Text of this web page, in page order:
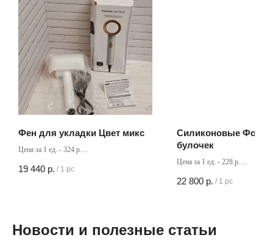
Фен для укладки Цвет микс
Цена за 1 ед. - 324 р.
19 440 р. / 1 pc
Силиконовые
булочек
Цена за 1 ед. - 228 р.
22 800 р. / 1 pc
Новости и полезные статьи